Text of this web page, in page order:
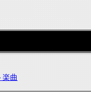
楽曲